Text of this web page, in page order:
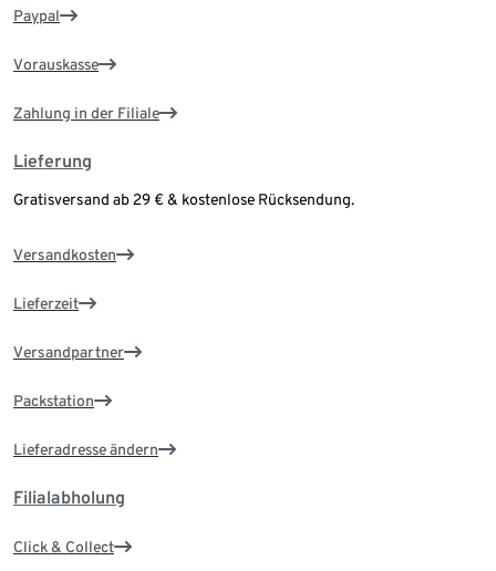
Paypal
Vorauskasse
Zahlung in der Filiale
Lieferung
Gratisversand ab 29 € & kostenlose Rücksendung.
Versandkosten
Lieferzeit
Versandpartner
Packstation
Lieferadresse ändern
Filialabholung
Click & Collect